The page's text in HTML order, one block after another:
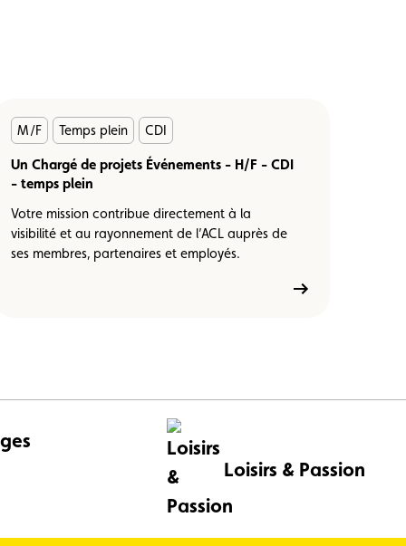
M/F Temps plein CDI
Un Chargé de projets Événements - H/F - CDI
- temps plein
Votre mission contribue directement à la
visibilité et au rayonnement de l’ACL auprès de
ses membres, partenaires et employés.
En
savoir
plus
Loisirs & Passion